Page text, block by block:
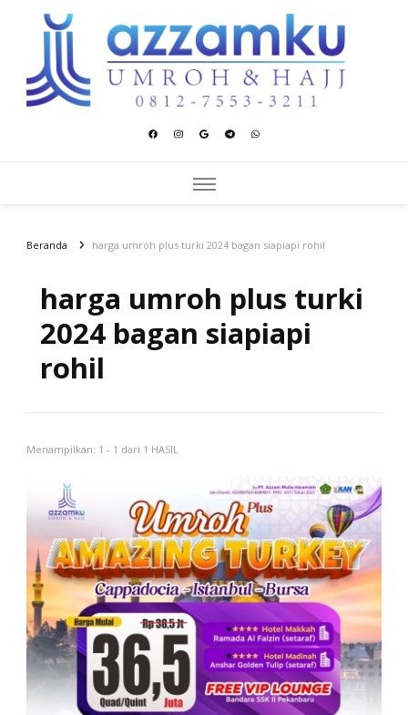
Azzamku Umroh dan Hajj
Beranda harga umroh plus turki 2024 bagan siapiapi rohil
harga umroh plus turki
2024 bagan siapiapi
rohil
Menampilkan: 1 - 1 dari 1 HASIL